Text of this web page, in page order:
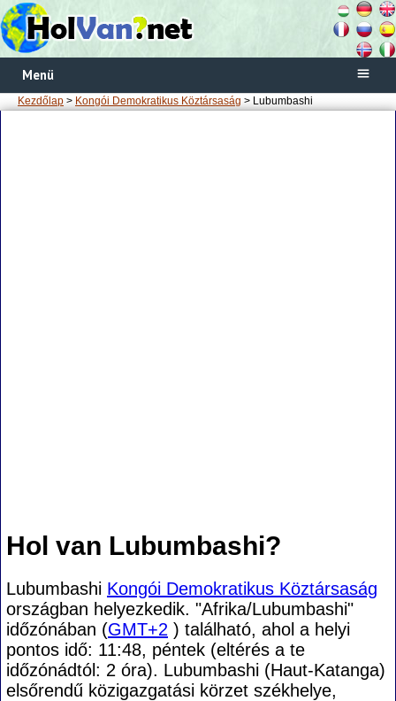
Menü
Kezdőlap > Kongói Demokratikus Köztársaság > Lubumbashi
Hol van Lubumbashi?
Lubumbashi Kongói Demokratikus Köztársaság
országban helyezkedik. "Afrika/Lubumbashi"
időzónában (GMT+2 ) található, ahol a helyi
pontos idő: 11:48, péntek (eltérés a te
időzónádtól: 2 óra). Lubumbashi (Haut-Katanga)
elsőrendű közigazgatási körzet székhelye,